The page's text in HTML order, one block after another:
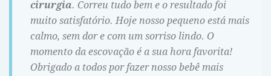
cirurgia. Correu tudo bem e o resultado foi
muito satisfatório. Hoje nosso pequeno está mais
calmo, sem dor e com um sorriso lindo. O
momento da escovação é a sua hora favorita!
Obrigado a todos por fazer nosso bebê mais